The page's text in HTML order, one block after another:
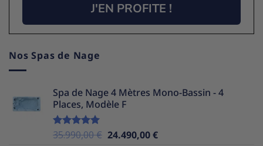
J'EN PROFITE !
Nos Spas de Nage
Spa de Nage 4 Mètres Mono-Bassin - 4
Places, Modèle F
Note5.00
35.990,00€ Le
24.490,00€Le